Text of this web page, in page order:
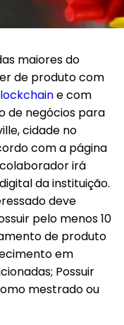
maiores do
de produto com
e com
de negócios para
cidade no
com a página
irá
da instituição.
deve
pelo menos 10
de produto
em
Possuir
mestrado ou